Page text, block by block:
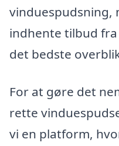
vinduespudsning,
indhente tilbud
det bedste
For at gøre det
rette
vi en platform,